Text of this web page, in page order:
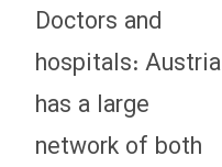
Doctors and
hospitals: Austria
has a large
network of both